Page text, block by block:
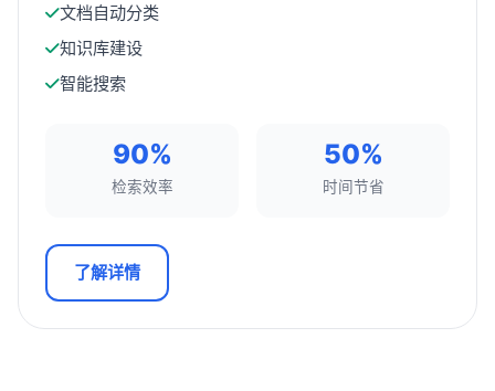
文档自动分类
知识库建设
智能搜索
90%
检索效率
50%
时间节省
了解详情